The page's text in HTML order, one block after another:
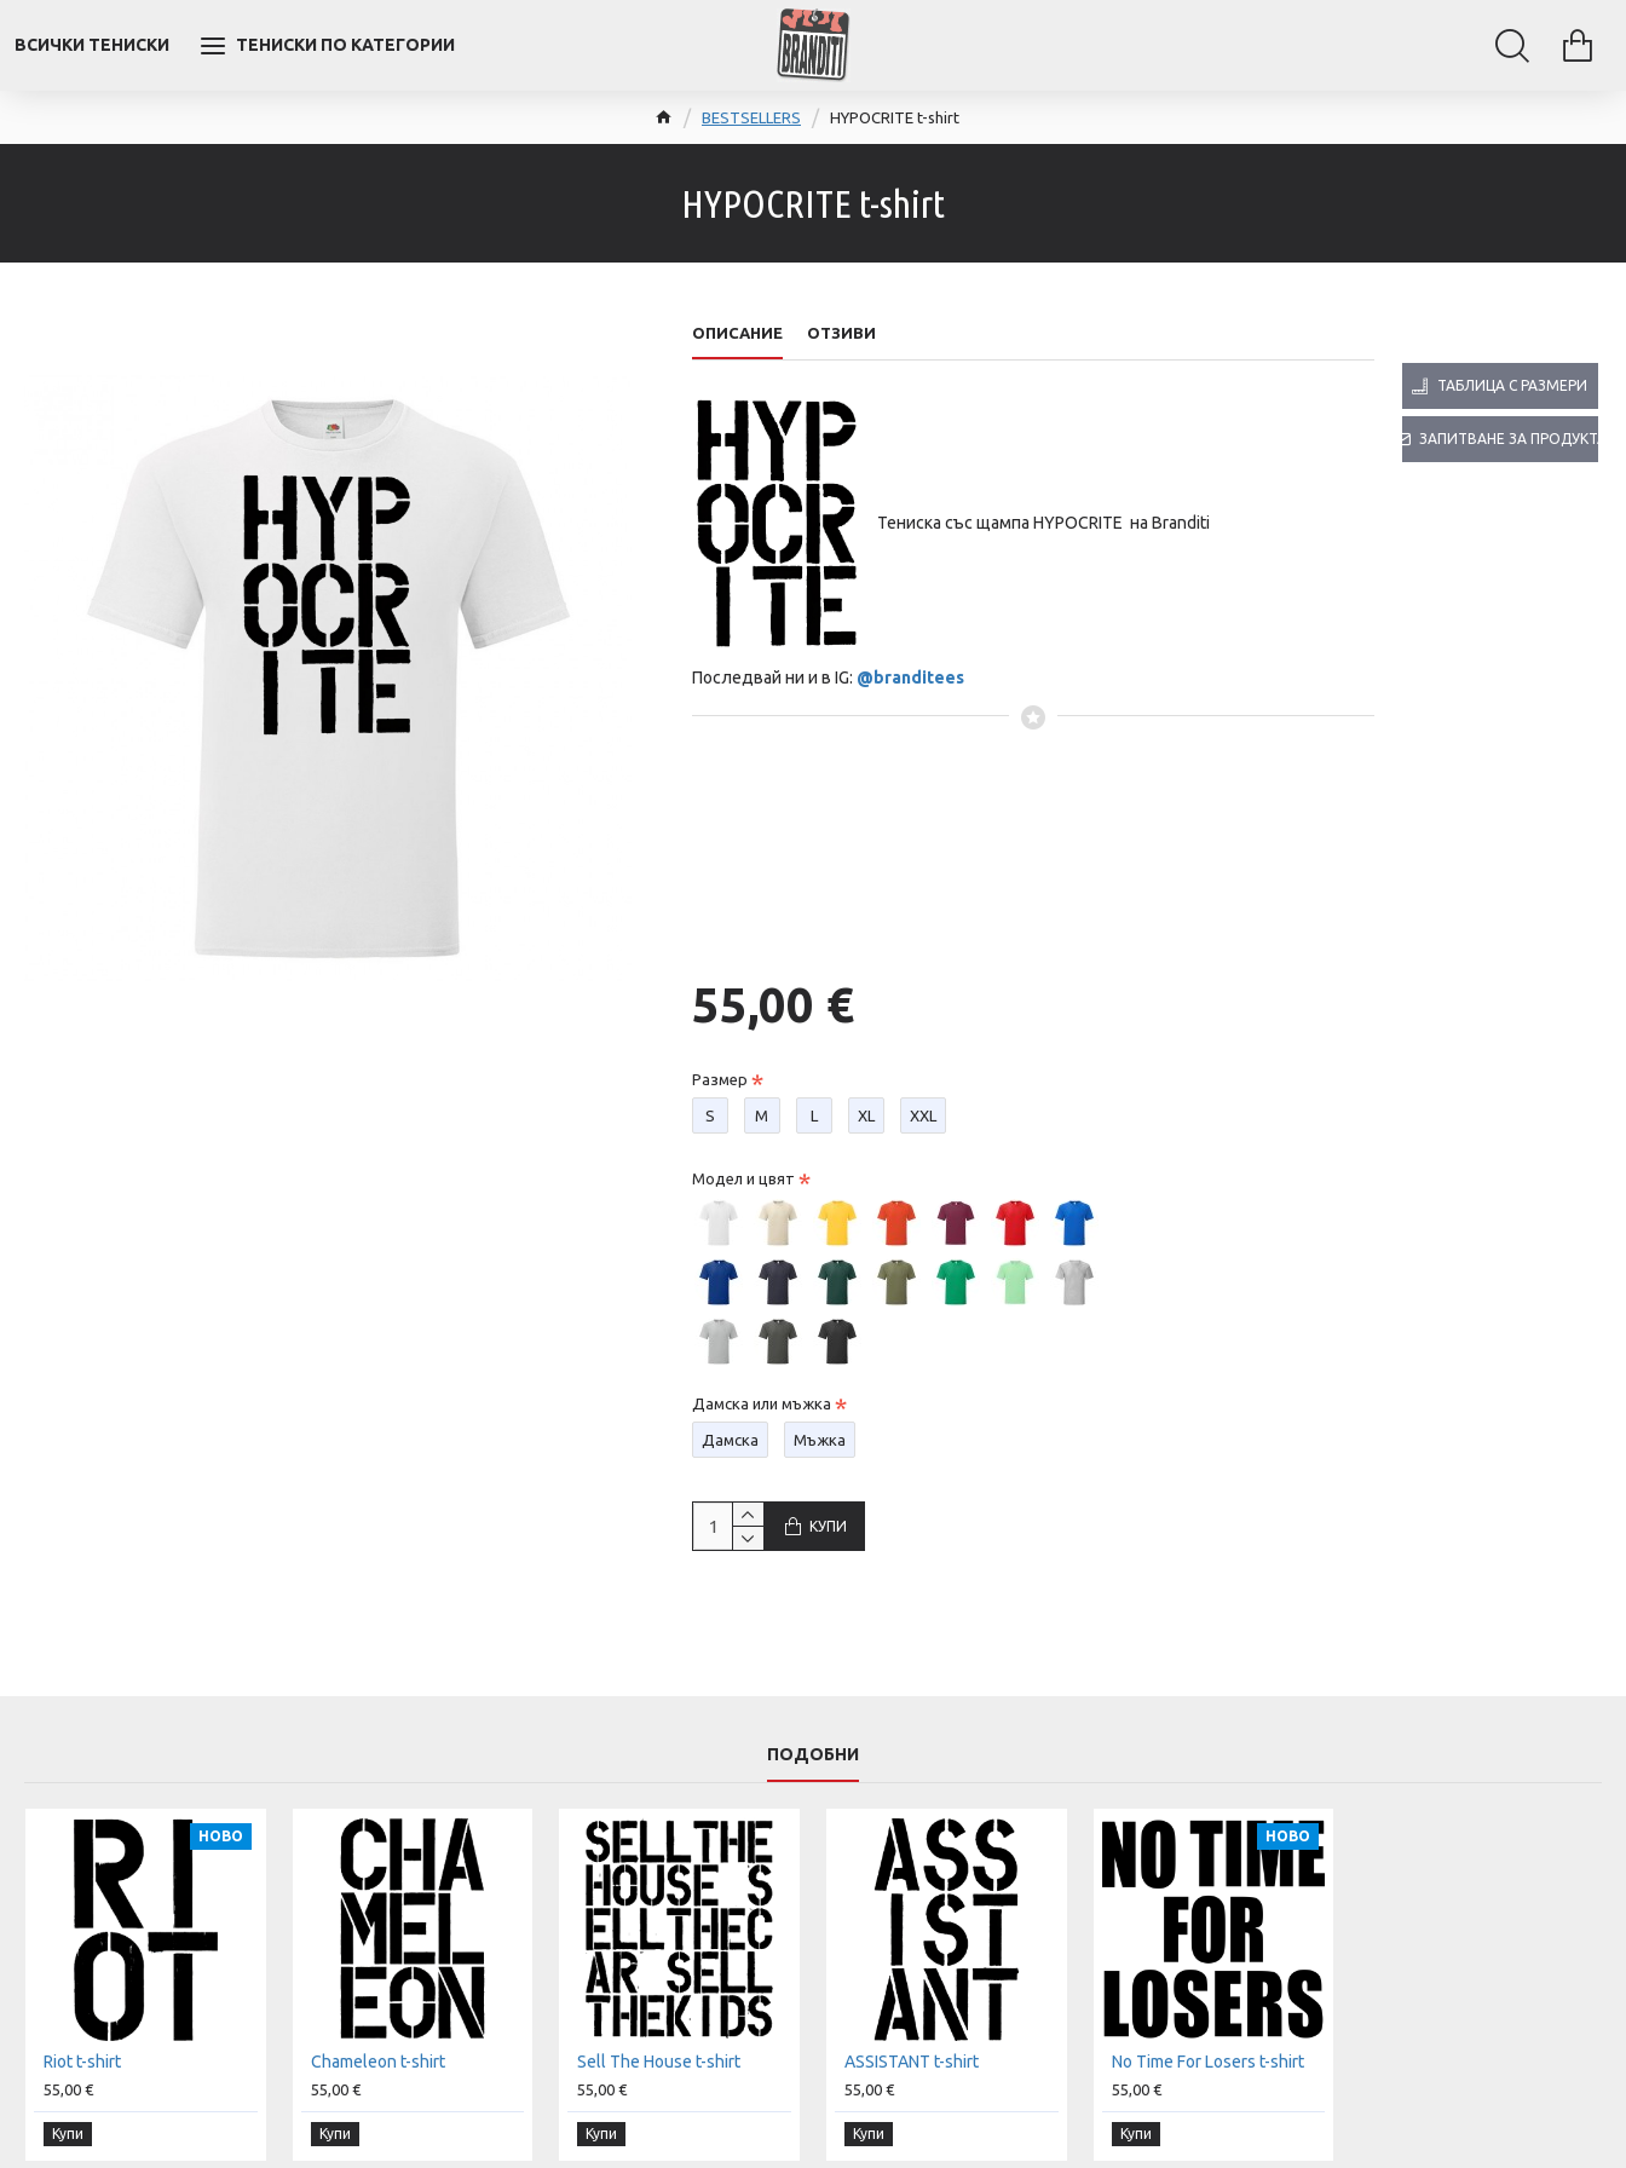
ВСИЧКИ ТЕНИСКИ ТЕНИСКИ ПО КАТЕГОРИИ
BESTSELLERS HYPOCRITE t-shirt
HYPOCRITE t-shirt
ОПИСАНИЕ ОТЗИВИ
Тениска със щампа HYPOCRITE на Branditi
Последвай ни и в IG: @branditees
ТАБЛИЦА С РАЗМЕРИ
ЗАПИТВАНЕ ЗА ПРОДУКТА
55,00 €
Размер
S М L XL XXL
Модел и цвят
Дамска или мъжка
Дамска Мъжка
КУПИ
ПОДОБНИ
НОВО
Riot t-shirt
55,00 €
Купи
Chameleon t-shirt
55,00 €
Купи
Sell The House t-shirt
55,00 €
Купи
ASSISTANT t-shirt
55,00 €
Купи
НОВО
No Time For Losers t-shirt
55,00 €
Купи